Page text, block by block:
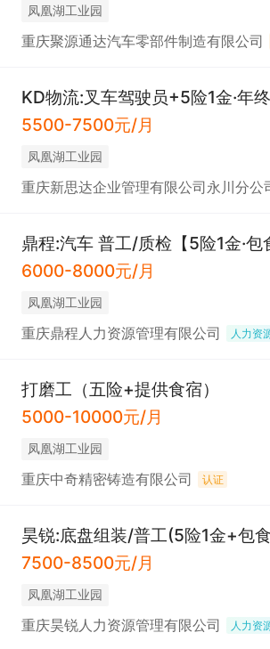
凤凰湖工业园
重庆聚源通达汽车零部件制造有限公司
KD物流:叉车驾驶员+5险1金·年
5500-7500元/月
凤凰湖工业园
重庆新思达企业管理有限公司永川分公
6000-8000元/月
凤凰湖工业园
重庆鼎程人力资源管理有限公司 人力资
打磨工（五险+提供食宿）
5000-10000元/月
凤凰湖工业园
重庆中奇精密铸造有限公司 认证
7500-8500元/月
凤凰湖工业园
重庆昊锐人力资源管理有限公司 人力资